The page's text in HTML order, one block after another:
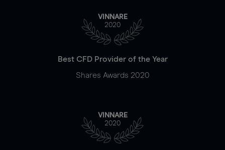
VINNARE
2020
Best CFD Provider of the Year
Shares Awards 2020
VINNARE
2020